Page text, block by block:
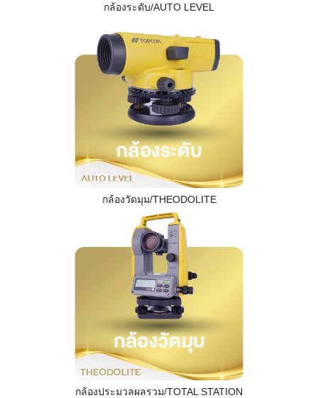
กล้องระดับ/AUTO LEVEL
กล้องวัดมุม/THEODOLITE
กล้องประมวลผลรวม/TOTAL STATION